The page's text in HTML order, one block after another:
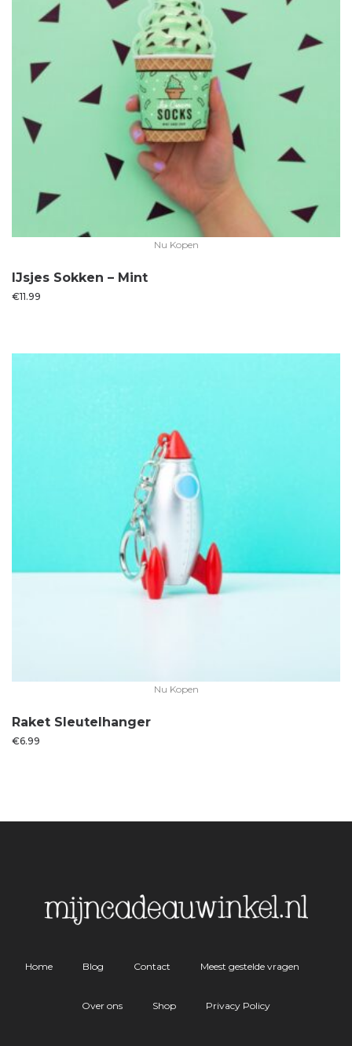
Nu Kopen
IJsjes Sokken – Mint
€11.99
Nu Kopen
Raket Sleutelhanger
€6.99
Home Blog Contact Meest gestelde vragen
Over ons Shop Privacy Policy